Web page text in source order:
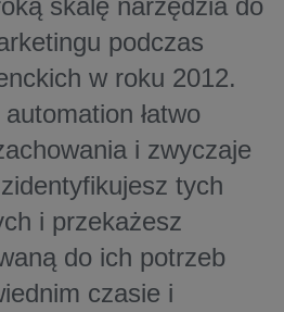
podczas
w roku 2012.
łatwo
i zwyczaje
tych
i przekażesz
do ich potrzeb
czasie i